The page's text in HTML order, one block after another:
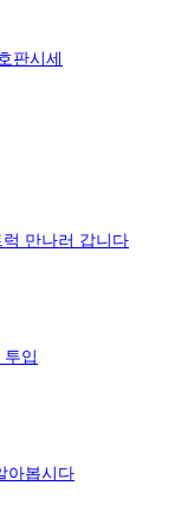
판시세
만나러 갑니다
입
아봅시다